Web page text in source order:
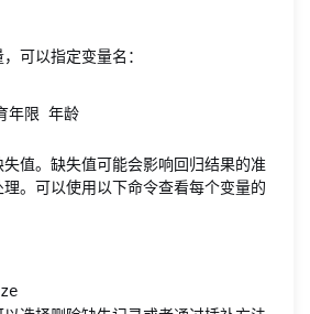
可以指定变量名：
年限 年龄
值。缺失值可能会影响回归结果的准
。可以使用以下命令查看每个变量的